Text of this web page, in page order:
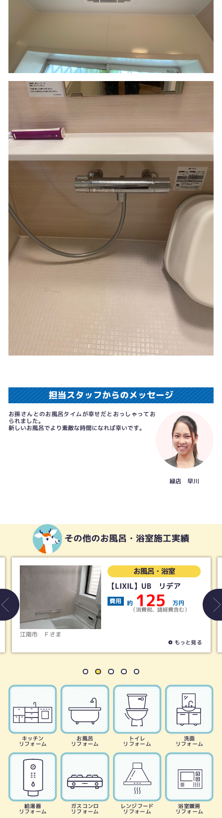
担当スタッフからのメッセージ
お孫さんとのお風呂タイムが幸せだとおっしゃってお
られました。
新しいお風呂でより素敵な時間になれば幸いです。
緑店 早川
その他のお風呂・浴室施工実績
お風呂・浴室
【LIXIL】UB リデア
費用 125 万円
（消費税、諸経費含む） 費
キッチン
リフォーム
お風呂
リフォーム
トイレ
リフォーム
洗面
リフォーム
給湯器
リフォーム
ガスコンロ
リフォーム
レンジフード
リフォーム
浴室暖房
リフォーム